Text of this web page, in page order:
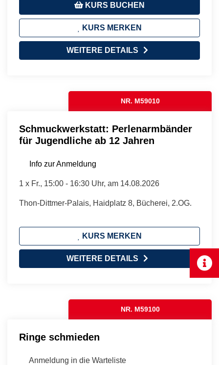
KURS BUCHEN
KURS MERKEN
WEITERE DETAILS
NR. M59010
Schmuckwerkstatt: Perlenarmbänder
für Jugendliche ab 12 Jahren
Info zur Anmeldung
1 x Fr., 15:00 - 16:30 Uhr, am 14.08.2026
Thon-Dittmer-Palais, Haidplatz 8, Bücherei, 2.OG.
KURS MERKEN
WEITERE DETAILS
NR. M59100
Ringe schmieden
Anmeldung in die Warteliste